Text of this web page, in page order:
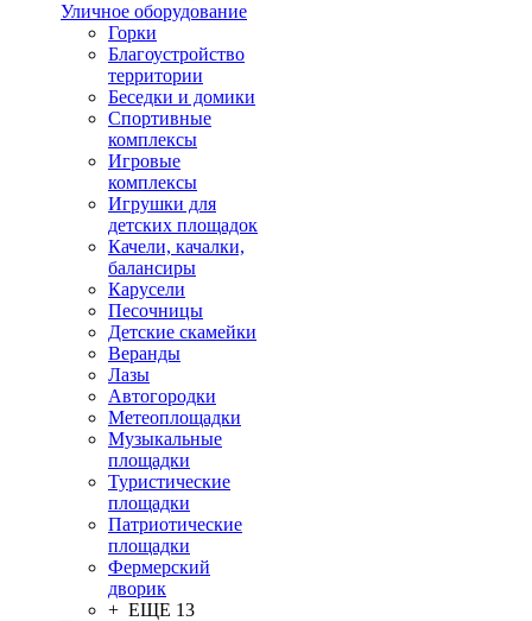
Уличное оборудование
Горки
Благоустройство
территории
Беседки и домики
Спортивные
комплексы
Игровые
комплексы
Игрушки для
детских площадок
Качели, качалки,
балансиры
Карусели
Песочницы
Детские скамейки
Веранды
Лазы
Автогородки
Метеоплощадки
Музыкальные
площадки
Туристические
площадки
Патриотические
площадки
Фермерский
дворик
+ ЕЩЕ 13